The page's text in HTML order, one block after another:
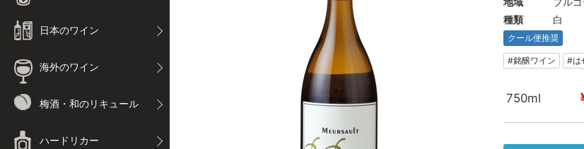
日本のワイン
海外のワイン
梅酒・和のリキュール
ハードリカー
種類
白
クール便推奨
#銘醸ワイン #は
750ml